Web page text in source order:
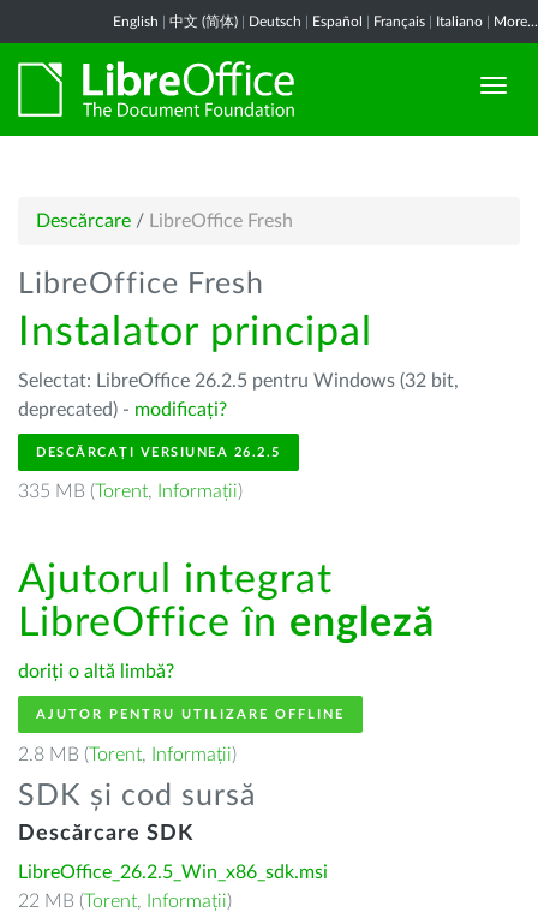
English 中文 (简体) Deutsch Español Français Italiano More...
Descărcare / LibreOffice Fresh
LibreOffice Fresh
Instalator principal
Selectat: LibreOffice 26.2.5 pentru Windows (32 bit,
deprecated) - modificați?
DESCĂRCAȚI VERSIUNEA 26.2.5
335 MB (Torent, Informații)
Ajutorul integrat
LibreOffice în engleză
doriți o altă limbă?
AJUTOR PENTRU UTILIZARE OFFLINE
2.8 MB (Torent, Informații)
SDK și cod sursă
Descărcare SDK
LibreOffice_26.2.5_Win_x86_sdk.msi
22 MB (Torent, Informații)